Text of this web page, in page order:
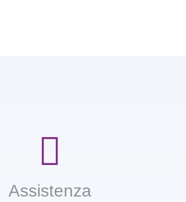
Assistenza